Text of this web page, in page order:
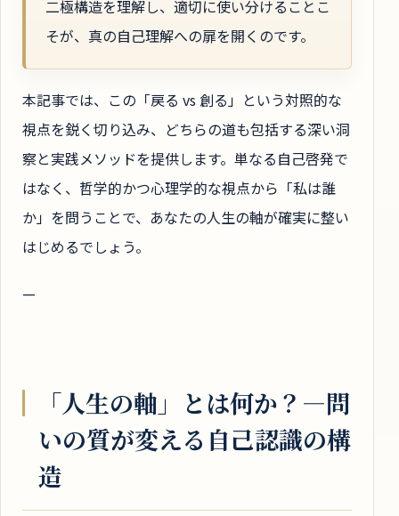
二極構造を理解し、適切に使い分けることこ
そが、真の自己理解への扉を開くのです。
本記事では、この「戻る vs 創る」という対照的な
視点を鋭く切り込み、どちらの道も包括する深い洞
察と実践メソッドを提供します。単なる自己啓発で
はなく、哲学的かつ心理学的な視点から「私は誰
か」を問うことで、あなたの人生の軸が確実に整い
はじめるでしょう。
—
「人生の軸」とは何か？―問
いの質が変える自己認識の構
造